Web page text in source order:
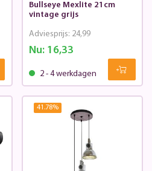
Bullseye Mexlite 21cm
vintage grijs
Nu: 16,33
Adviesprijs: 24,99
2 - 4 werkdagen
41.78%